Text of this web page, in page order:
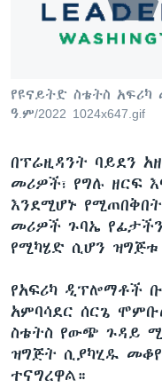
የዩናይትድ ስቴትስ አፍሪካ
ዓ.ም/2022 1024x647.gif
በፕሬዚዳንት ባይደን
መሪዎች፣ የግሉ ዘርፍ
እንደሚሆኑ
መሪዎች ጉባኤ
የሚካሄድ ሲሆን
የአፍሪካ ዲፕሎማቶች
አምባሳደር ሰርጌ
ስቴትስ የውጭ ጉዳይ
ዝግጅት ሲያካሂዱ
ተናግረዋል።